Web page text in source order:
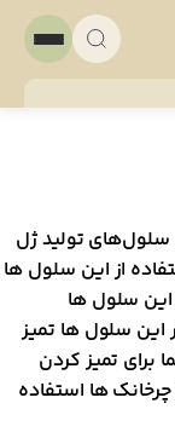
سلول‌های تولید ژل
از این سلول ها
این سلول ها
این سلول ها تمیز
تمیز کردن
ها استفاده